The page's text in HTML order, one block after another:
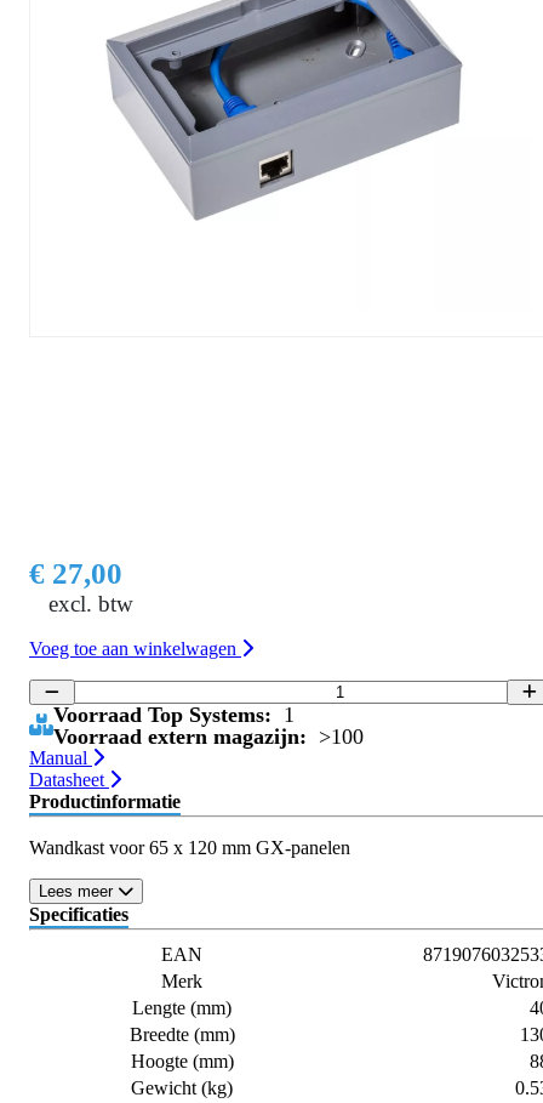
€ 27,00
excl. btw
Voeg toe aan winkelwagen
Voorraad Top Systems: 1
Voorraad extern magazijn: >100
Manual
Datasheet
Productinformatie
Wandkast voor 65 x 120 mm GX-panelen
Lees meer
Specificaties
EAN
Merk
Lengte (mm)
Breedte (mm)
Hoogte (mm)
Gewicht (kg)